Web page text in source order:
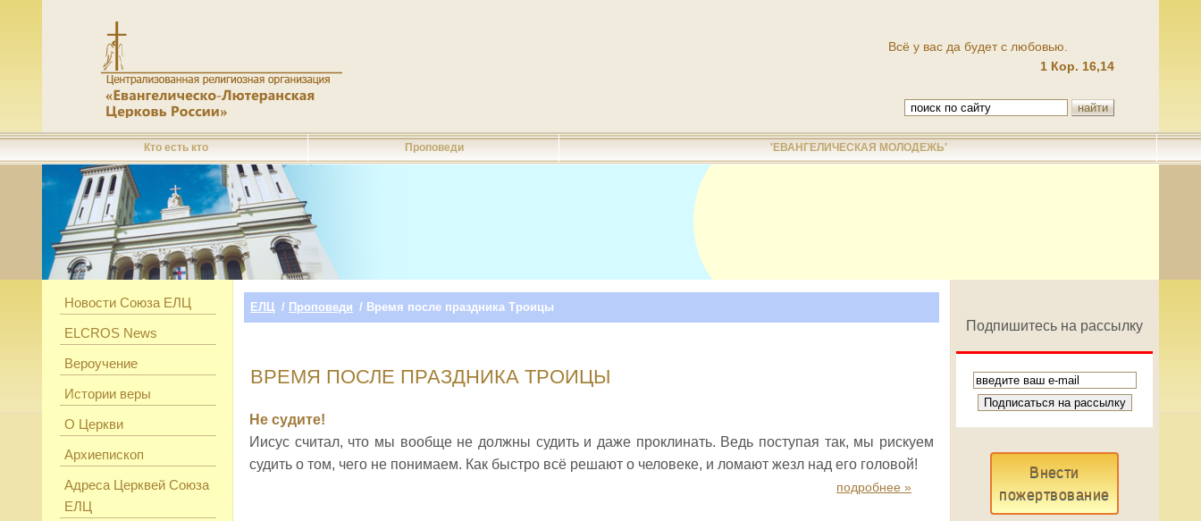
Всё у вас да будет с любовью.
1 Кор. 16,14
Кто есть кто Проповеди 'ЕВАНГЕЛИЧЕСКАЯ МОЛОДЕЖЬ'
Новости Союза ЕЛЦ
ELCROS News
Вероучение
Истории веры
О Церкви
Архиепископ
Адреса Церквей Союза
ЕЛЦ
ЕЛЦ / Проповеди / Время после праздника Троицы
ВРЕМЯ ПОСЛЕ ПРАЗДНИКА ТРОИЦЫ
Не судите!
Иисус считал, что мы вообще не должны судить и даже проклинать. Ведь поступая так, мы рискуем
судить о том, чего не понимаем. Как быстро всё решают о человеке, и ломают жезл над его головой!
подробнее »
Подпишитесь на рассылку
Внести
пожертвование